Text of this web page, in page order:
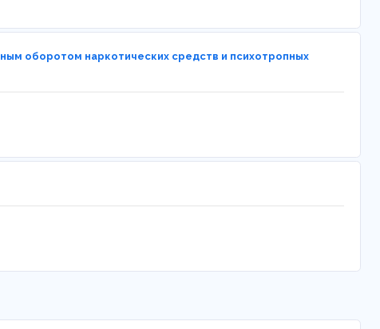
оборотом наркотических средств и психотропных